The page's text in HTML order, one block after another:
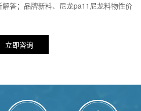
答；品牌新料、尼龙pa11尼龙料物性价
立即咨询